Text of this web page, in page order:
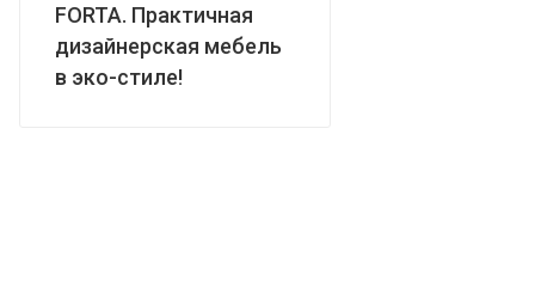
FORTA. Практичная
дизайнерская мебель
в эко-стиле!